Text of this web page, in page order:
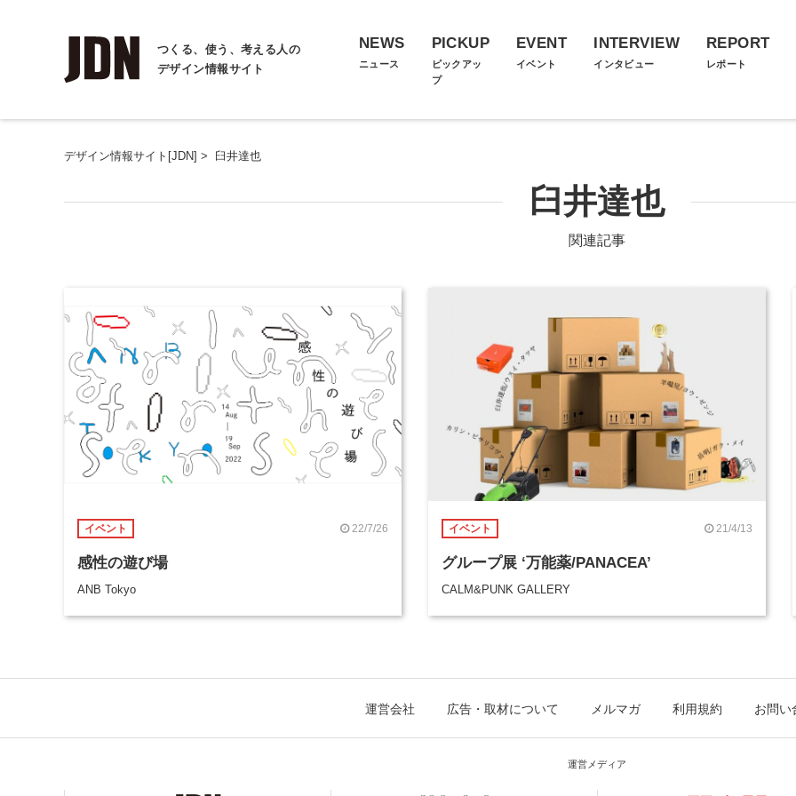
つくる、使う、考える人の
デザイン情報サイト
NEWS
ニュース
PICKUP
ピックアッ
プ
EVENT
イベント
INTERVIEW
インタビュー
REPORT
レポート
デザイン情報サイト[JDN] > 臼井達也
臼井達也
関連記事
イベント 22/7/26
感性の遊び場
ANB Tokyo
イベント 21/4/13
グループ展 ‘万能薬/PANACEA’
CALM&PUNK GALLERY
運営会社 広告・取材について メルマガ 利用規約 お問い
運営メディア